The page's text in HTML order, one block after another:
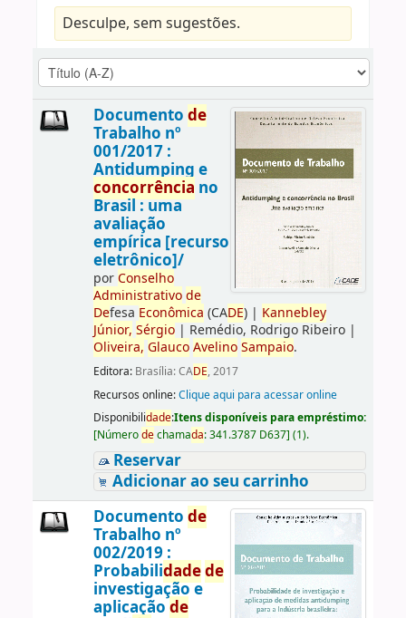
Desculpe, sem sugestões.
Documento de
Trabalho nº
001/2017 :
Antidumping e
concorrência no
Brasil : uma
avaliação
empírica [recurso
eletrônico]/
porConselho
Administrativo de
Defesa Econômica (CADE)| Kannebley
Júnior, Sérgio| Remédio, Rodrigo Ribeiro|
Oliveira, Glauco Avelino Sampaio.
Editora: Brasília: CADE, 2017
Recursos online:Clique aqui para acessar online
Disponibilidade:Itens disponíveis para empréstimo:
[Númerodechamada:341.3787 D637] (1).
Reservar
Adicionar ao seu carrinho
Documento de
Trabalho nº
002/2019 :
Probabilidadede
investigação e
aplicação de